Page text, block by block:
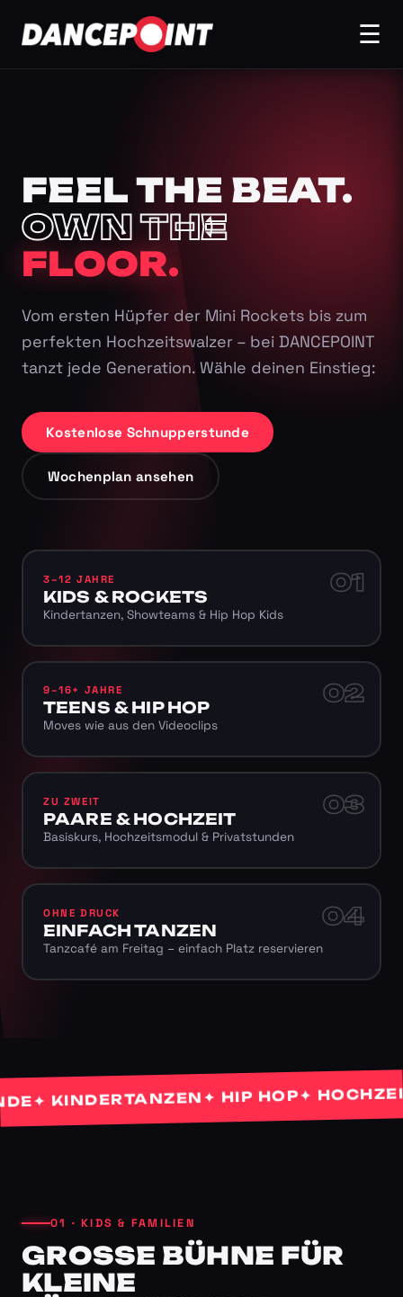
☰
FEEL THE BEAT.
OWN THE
FLOOR.
Vom ersten Hüpfer der Mini Rockets bis zum
perfekten Hochzeitswalzer – bei DANCEPOINT
tanzt jede Generation. Wähle deinen Einstieg:
Kostenlose Schnupperstunde
Wochenplan ansehen
01
3–12 JAHRE
KIDS & ROCKETS
Kindertanzen, Showteams & Hip Hop Kids
02
9–16+ JAHRE
TEENS & HIP HOP
Moves wie aus den Videoclips
03
ZU ZWEIT
PAARE & HOCHZEIT
Basiskurs, Hochzeitsmodul & Privatstunden
04
OHNE DRUCK
EINFACH TANZEN
Tanzcafé am Freitag – einfach Platz reservieren
KINDERTANZEN✦ HIP HOP✦
01 · KIDS & FAMILIEN
GROSSE BÜHNE FÜR K
LEINE T